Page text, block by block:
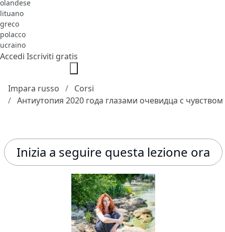
olandese
lituano
greco
polacco
ucraino
Accedi Iscriviti gratis
Impara russo
Corsi
Антиутопия 2020 года глазами очевидца с
Inizia a seguire questa lezione ora